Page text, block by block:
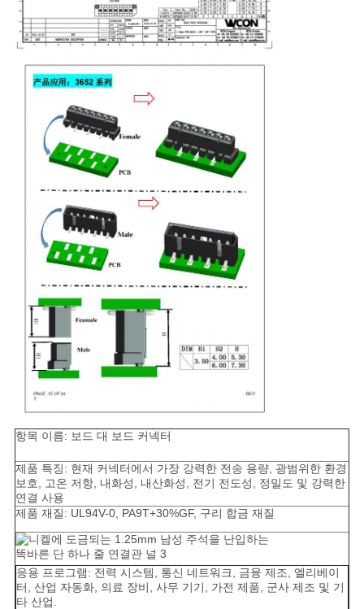
항목 이름: 보드 대 보드 커넥터
제품 특징: 현재 커넥터에서 가장 강력한 전송 용량, 광범위한 환경
보호, 고온 저항, 내화성, 내산화성, 전기 전도성, 정밀도 및 강력한
연결 사용
제품 재질: UL94V-0, PA9T+30%GF, 구리 합금 재질
응용 프로그램: 전력 시스템, 통신 네트워크, 금융 제조, 엘리베이
터, 산업 자동화, 의료 장비, 사무 기기, 가전 제품, 군사 제조 및 기
타 산업.